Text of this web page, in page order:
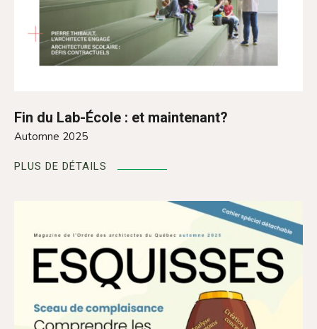
Fin du Lab-École : et maintenant?
Automne 2025
PLUS DE DÉTAILS